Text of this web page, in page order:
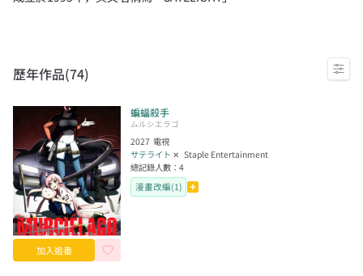
歷年作品(74)
加入追番
蝙蝠殺手
ムルシエラゴ
2027 電視
サテライト ✕ Staple Entertainment
總記錄人數：4
漫畫改編(1)